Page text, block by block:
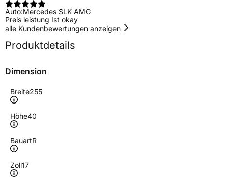
Auto:Mercedes SLK AMG
Preis leistung Ist okay
alle Kundenbewertungen anzeigen
Produktdetails
Dimension
Breite255
Höhe40
BauartR
Zoll17